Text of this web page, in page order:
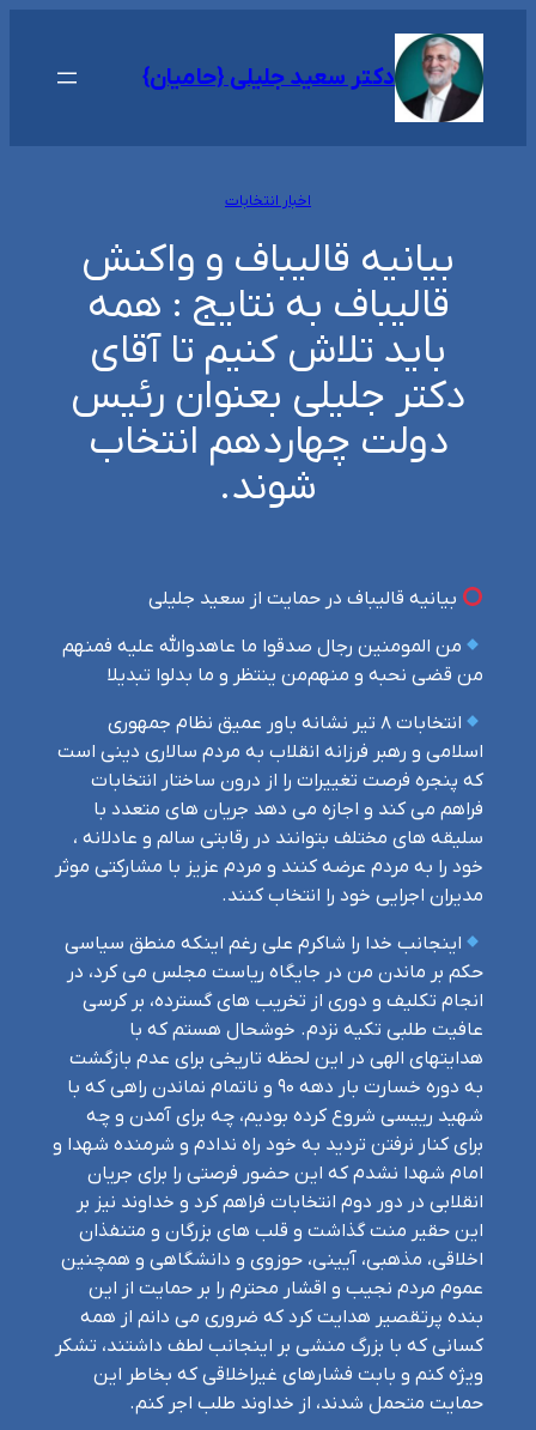
محتوا
دکتر سعید جلیلی {حامیان}
اخبار انتخابات
بیانیه قالیباف و واکنش
قالیباف به نتایج : همه
باید تلاش کنیم تا آقای
دکتر جلیلی بعنوان رئیس
دولت چهاردهم انتخاب
شوند.
بیانیه قالیباف در حمایت از سعید جلیلی
من المومنین رجال صدقوا ما عاهدوالله علیه فمنهم
من قضی نحبه و منهم‌من ینتظر و ما بدلوا تبدیلا
انتخابات ۸ تیر نشانه باور عمیق نظام جمهوری
اسلامی و رهبر فرزانه انقلاب به مردم سالاری دینی است
که پنجره فرصت تغییرات را از درون ساختار انتخابات
فراهم می کند و اجازه می دهد جریان های متعدد با
سلیقه های مختلف بتوانند در رقابتی سالم و عادلانه ،
خود را به مردم عرضه کنند و مردم عزیز با مشارکتی موثر‌
مدیران اجرایی خود را انتخاب کنند.
اینجانب خدا را شاکرم علی رغم اینکه منطق سیاسی
حکم بر ماندن من در جایگاه ریاست مجلس می کرد، در
انجام تکلیف و دوری از تخریب های گسترده، بر کرسی
عافیت طلبی تکیه نزدم. خوشحال هستم که با
هدایتهای الهی در این لحظه تاریخی برای عدم بازگشت
به دوره خسارت بار دهه ۹۰ و ناتمام نماندن راهی که با
شهید رییسی شروع کرده بودیم، چه برای آمدن و چه
برای کنار نرفتن تردید به خود راه ندادم و شرمنده شهدا و
امام شهدا نشدم که این حضور فرصتی را برای جریان
انقلابی در دور دوم انتخابات فراهم کرد و خداوند نیز بر
این حقیر منت گذاشت و قلب های بزرگان و متنفذان
اخلاقی، مذهبی، آیینی، حوزوی و دانشگاهی و همچنین
عموم مردم نجیب و اقشار محترم را بر حمایت از این
بنده پرتقصیر هدایت کرد که ضروری می دانم از همه
کسانی که با بزرگ منشی بر اینجانب لطف داشتند، تشکر
ویژه کنم و بابت فشارهای غیراخلاقی که بخاطر این
حمایت متحمل شدند، از خداوند طلب اجر کنم.